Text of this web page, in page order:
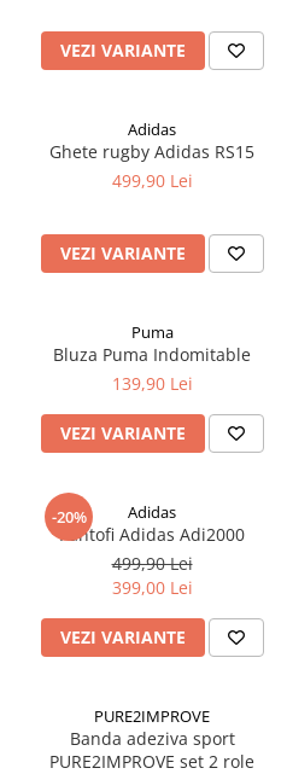
VEZI VARIANTE
Adidas
Ghete rugby Adidas RS15
499,90 Lei
VEZI VARIANTE
Puma
Bluza Puma Indomitable
139,90 Lei
VEZI VARIANTE
-20% Adidas
Pantofi Adidas Adi2000
499,90 Lei
399,00 Lei
VEZI VARIANTE
PURE2IMPROVE
Banda adeziva sport
PURE2IMPROVE set 2 role